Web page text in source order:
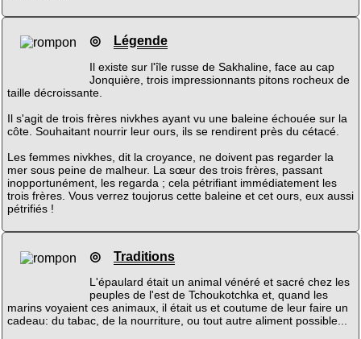
◎ Légende
Il existe sur l'île russe de Sakhaline, face au cap
Jonquière, trois impressionnants pitons rocheux de
taille décroissante.
Il s'agit de trois frères nivkhes ayant vu une baleine échouée sur la
côte. Souhaitant nourrir leur ours, ils se rendirent près du cétacé.
Les femmes nivkhes, dit la croyance, ne doivent pas regarder la
mer sous peine de malheur. La sœur des trois frères, passant
inopportunément, les regarda ; cela pétrifiant immédiatement les
trois frères. Vous verrez toujorus cette baleine et cet ours, eux aussi
pétrifiés !
◎ Traditions
L'épaulard était un animal vénéré et sacré chez les
peuples de l'est de Tchoukotchka et, quand les
marins voyaient ces animaux, il était us et coutume de leur faire un
cadeau: du tabac, de la nourriture, ou tout autre aliment possible...